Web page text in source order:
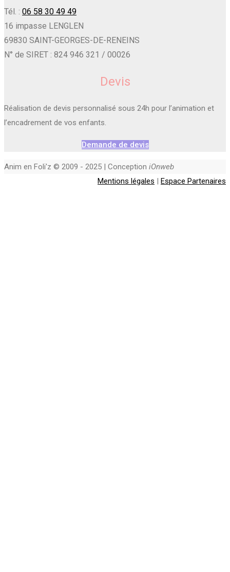
Tél. : 06 58 30 49 49
16 impasse LENGLEN
69830 SAINT-GEORGES-DE-RENEINS
N° de SIRET : 824 946 321 / 00026
Devis
Réalisation de devis personnalisé sous 24h pour l’animation et
l’encadrement de vos enfants.
Demande de devis
Anim en Foli'z © 2009 - 2025 | Conception iOnweb
Mentions légales | Espace Partenaires